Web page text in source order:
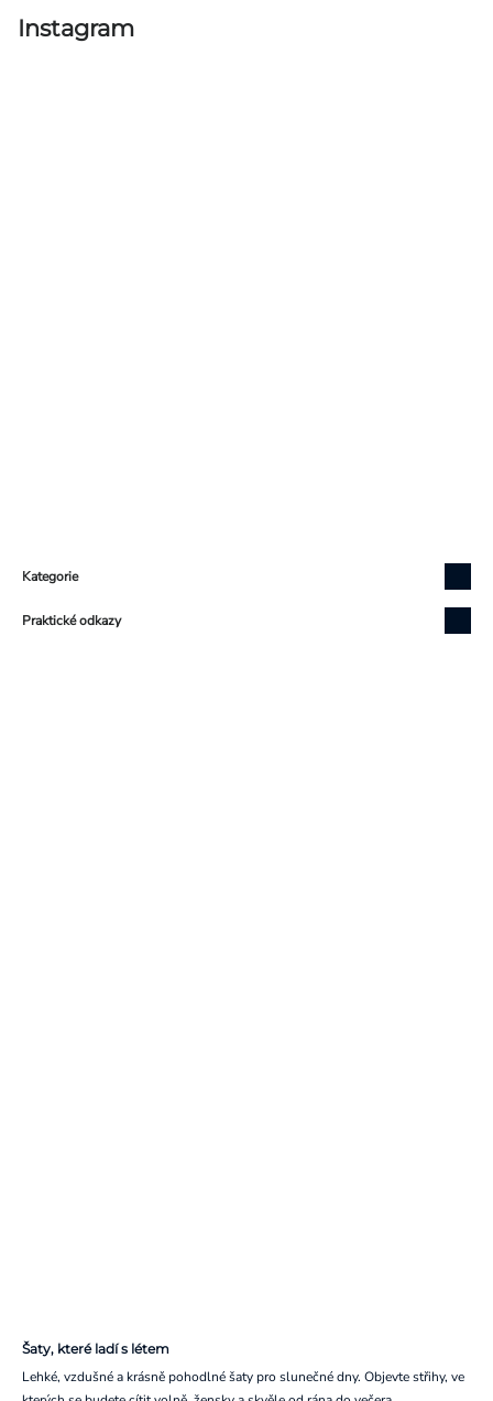
Instagram
Kategorie
Praktické odkazy
Šaty, které ladí s létem
Lehké, vzdušné a krásně pohodlné šaty pro slunečné dny. Objevte střihy, ve